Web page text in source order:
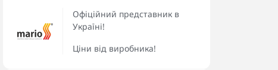
Офіційний представник в
Україні!
Ціни від виробника!